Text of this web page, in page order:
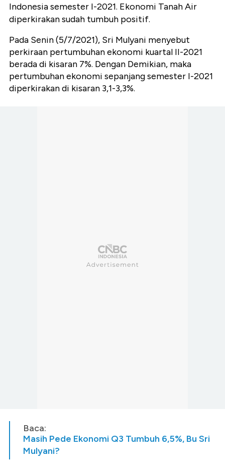
Indonesia semester I-2021. Ekonomi Tanah Air
diperkirakan sudah tumbuh positif.
Pada Senin (5/7/2021), Sri Mulyani menyebut
perkiraan pertumbuhan ekonomi kuartal II-2021
berada di kisaran 7%. Dengan Demikian, maka
pertumbuhan ekonomi sepanjang semester I-2021
diperkirakan di kisaran 3,1-3,3%.
Baca:
Masih Pede Ekonomi Q3 Tumbuh 6,5%, Bu Sri
Mulyani?